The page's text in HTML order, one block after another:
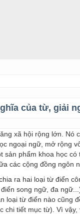
của từ, giải
xã hội rộng lớn.
ngoại ngữ, mở rộng
sản phẩm khoa học
các cộng đồng ngôn
ra hai loại từ điển
song ngữ, đa
loại từ điển nào cũng
chi tiết mục từ). Vì